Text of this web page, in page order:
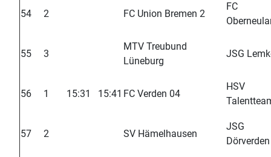
54 2 FC Union Bremen 2
FC
55 3
MTV Treubund
Lüneburg
JSG
56 1 15:31 15:41 FC Verden 04
HSV
57 2 SV Hämelhausen
JSG
Dörverden